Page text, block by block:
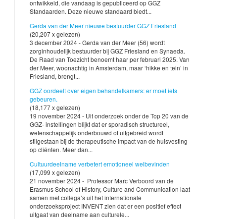
ontwikkeld, die vandaag is gepubliceerd op GGZ
Standaarden. Deze nieuwe standaard biedt...
Gerda van der Meer nieuwe bestuurder GGZ Friesland
(20,207 x gelezen)
3 december 2024 - Gerda van der Meer (56) wordt
zorginhoudelijk bestuurder bij GGZ Friesland en Synaeda.
De Raad van Toezicht benoemt haar per februari 2025. Van
der Meer, woonachtig in Amsterdam, maar ‘hikke en tein’ in
Friesland, brengt...
GGZ oordeelt over eigen behandelkamers: er moet iets
gebeuren.
(18,177 x gelezen)
19 november 2024 - Uit onderzoek onder de Top 20 van de
GGZ- instellingen blijkt dat er sporadisch structureel,
wetenschappelijk onderbouwd of uitgebreid wordt
stilgestaan bij de therapeutische impact van de huisvesting
op cliënten. Meer dan...
Cultuurdeelname verbetert emotioneel welbevinden
(17,099 x gelezen)
21 november 2024 - Professor Marc Verboord van de
Erasmus School of History, Culture and Communication laat
samen met collega’s uit het internationale
onderzoeksproject INVENT zien dat er een positief effect
uitgaat van deelname aan culturele...